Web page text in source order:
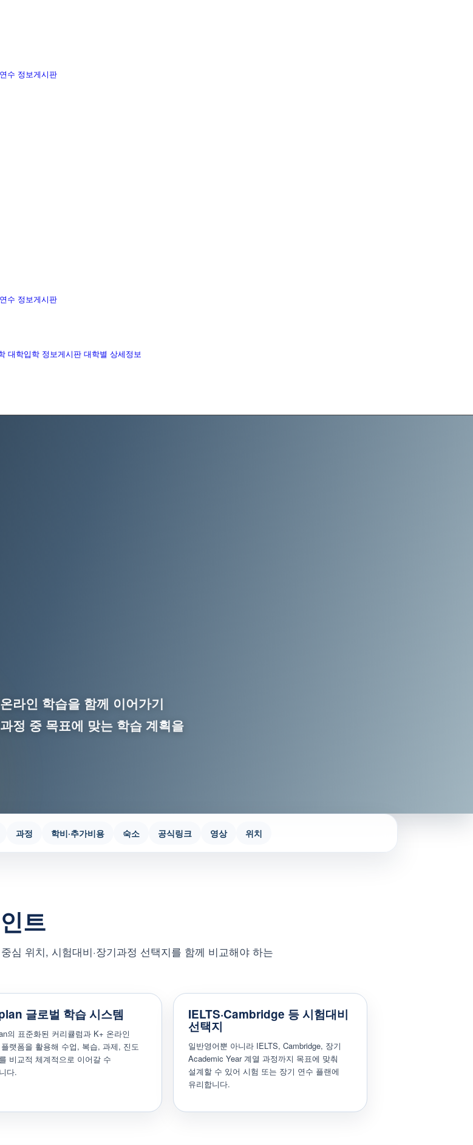
수 정보게시판
수 정보게시판
대학입학 정보게시판 대학별 상세정보
라인 학습을 함께 이어가기
정 중 목표에 맞는 학습 계획을
과정 학비·추가비용 숙소 공식링크 영상 위치
트
심 위치, 시험대비·장기과정 선택지를 함께 비교해야 하는
글로벌 학습 시스템
의 표준화된 커리큘럼과 K+ 온라인
랫폼을 활용해 수업, 복습, 과제, 진도
비교적 체계적으로 이어갈 수
다.
IELTS·Cambridge 등 시험대비
선택지
일반영어뿐 아니라 IELTS, Cambridge, 장기
Academic Year 계열 과정까지 목표에 맞춰
설계할 수 있어 시험 또는 장기 연수 플랜에
유리합니다.